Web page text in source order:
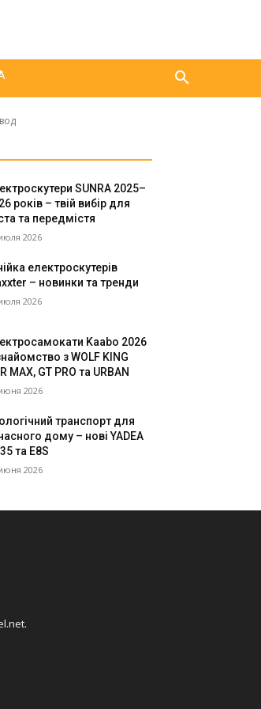
SUNRA 2025–
років – твій вибір для
та передмістя
2026
електроскутерів
– новинки та тренди
2026
Kaabo 2026
з WOLF KING
MAX, GT PRO та URBAN
2026
транспорт для
дому – нові YADEA
та E8S
2026